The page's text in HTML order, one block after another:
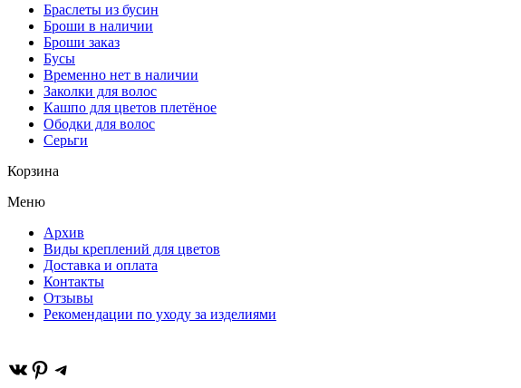
Браслеты из бусин
Броши в наличии
Броши заказ
Бусы
Временно нет в наличии
Заколки для волос
Кашпо для цветов плетёное
Ободки для волос
Серьги
Корзина
Меню
Архив
Виды креплений для цветов
Доставка и оплата
Контакты
Отзывы
Рекомендации по уходу за изделиями
ВКонтакте
Pinterest
Telegram